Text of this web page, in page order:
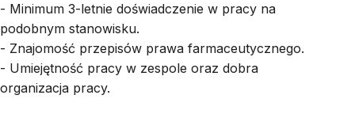
- Minimum 3-letnie doświadczenie w pracy na
podobnym stanowisku.
- Znajomość przepisów prawa farmaceutycznego.
- Umiejętność pracy w zespole oraz dobra
organizacja pracy.